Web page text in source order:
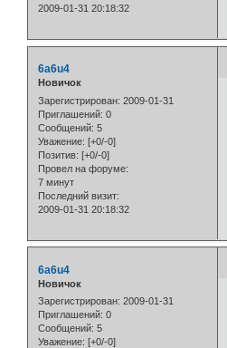
2009-01-31 20:18:32
6a6u4
Новичок
Зарегистрирован: 2009-01-31
Приглашений: 0
Сообщений: 5
Уважение: [+0/-0]
Позитив: [+0/-0]
Провел на форуме:
7 минут
Последний визит:
2009-01-31 20:18:32
6a6u4
Новичок
Зарегистрирован: 2009-01-31
Приглашений: 0
Сообщений: 5
Уважение: [+0/-0]